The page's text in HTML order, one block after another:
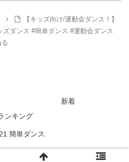
【キッズ向け/運動会ダンス！】
ダンス #簡単ダンス #運動会ダンス
新着
ンキング
簡単ダンス.